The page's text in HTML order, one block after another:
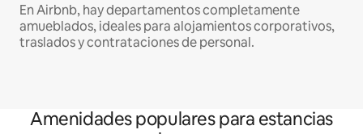
En Airbnb, hay departamentos completamente
amueblados, ideales para alojamientos corporativos,
traslados y contrataciones de personal.
Amenidades populares para estancias